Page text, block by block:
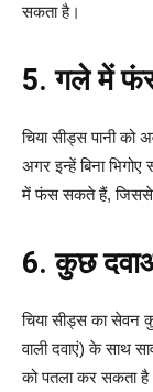
सकता है।
5. गले में
चिया सीड्स पानी
अगर इन्हें बिना भिगोए
में फंस सकते हैं, जिससे
6. कुछ
चिया सीड्स का सेवन
वाली दवाएं) के साथ
को पतला कर सकता